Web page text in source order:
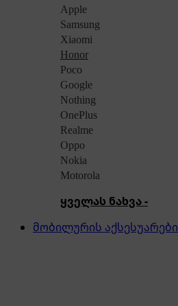
Apple
Samsung
Xiaomi
Honor
Poco
Google
Nothing
OnePlus
Realme
Oppo
Nokia
Motorola
ყველას ნახვა -
მობილურის აქსესუარები